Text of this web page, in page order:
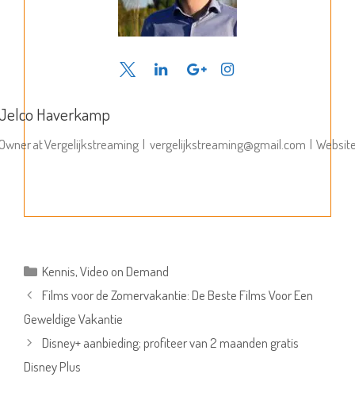
Haverkamp
atVergelijkstreaming | vergelijkstreaming@gmail.com |
Categorieën
Kennis,Video on Demand
Films voor de Zomervakantie: De Beste Films Voor Een
Geweldige Vakantie
Disney+ aanbieding; profiteer van 2 maanden gratis
Disney Plus